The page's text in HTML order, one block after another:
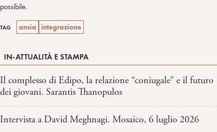
possibile.
TAG ansia integrazione
IN-ATTUALITÀ E STAMPA
Il complesso di Edipo, la relazione “coniugale” e il futuro
dei giovani. Sarantis Thanopulos
Intervista a David Meghnagi. Mosaico, 6 luglio 2026